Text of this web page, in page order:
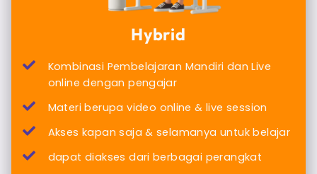
Hybrid
Kombinasi Pembelajaran Mandiri dan Live
online dengan pengajar
Materi berupa video online & live session
Akses kapan saja & selamanya untuk belajar
dapat diakses dari berbagai perangkat